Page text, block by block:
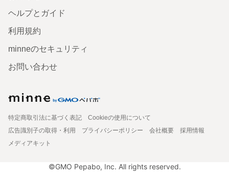
ヘルプとガイド
利用規約
minneのセキュリティ
お問い合わせ
特定商取引法に基づく表記
Cookieの使用について
広告識別子の取得・利用
プライバシーポリシー 会社概要
採用情報
メディアキット
©GMO Pepabo, Inc. All rights reserved.